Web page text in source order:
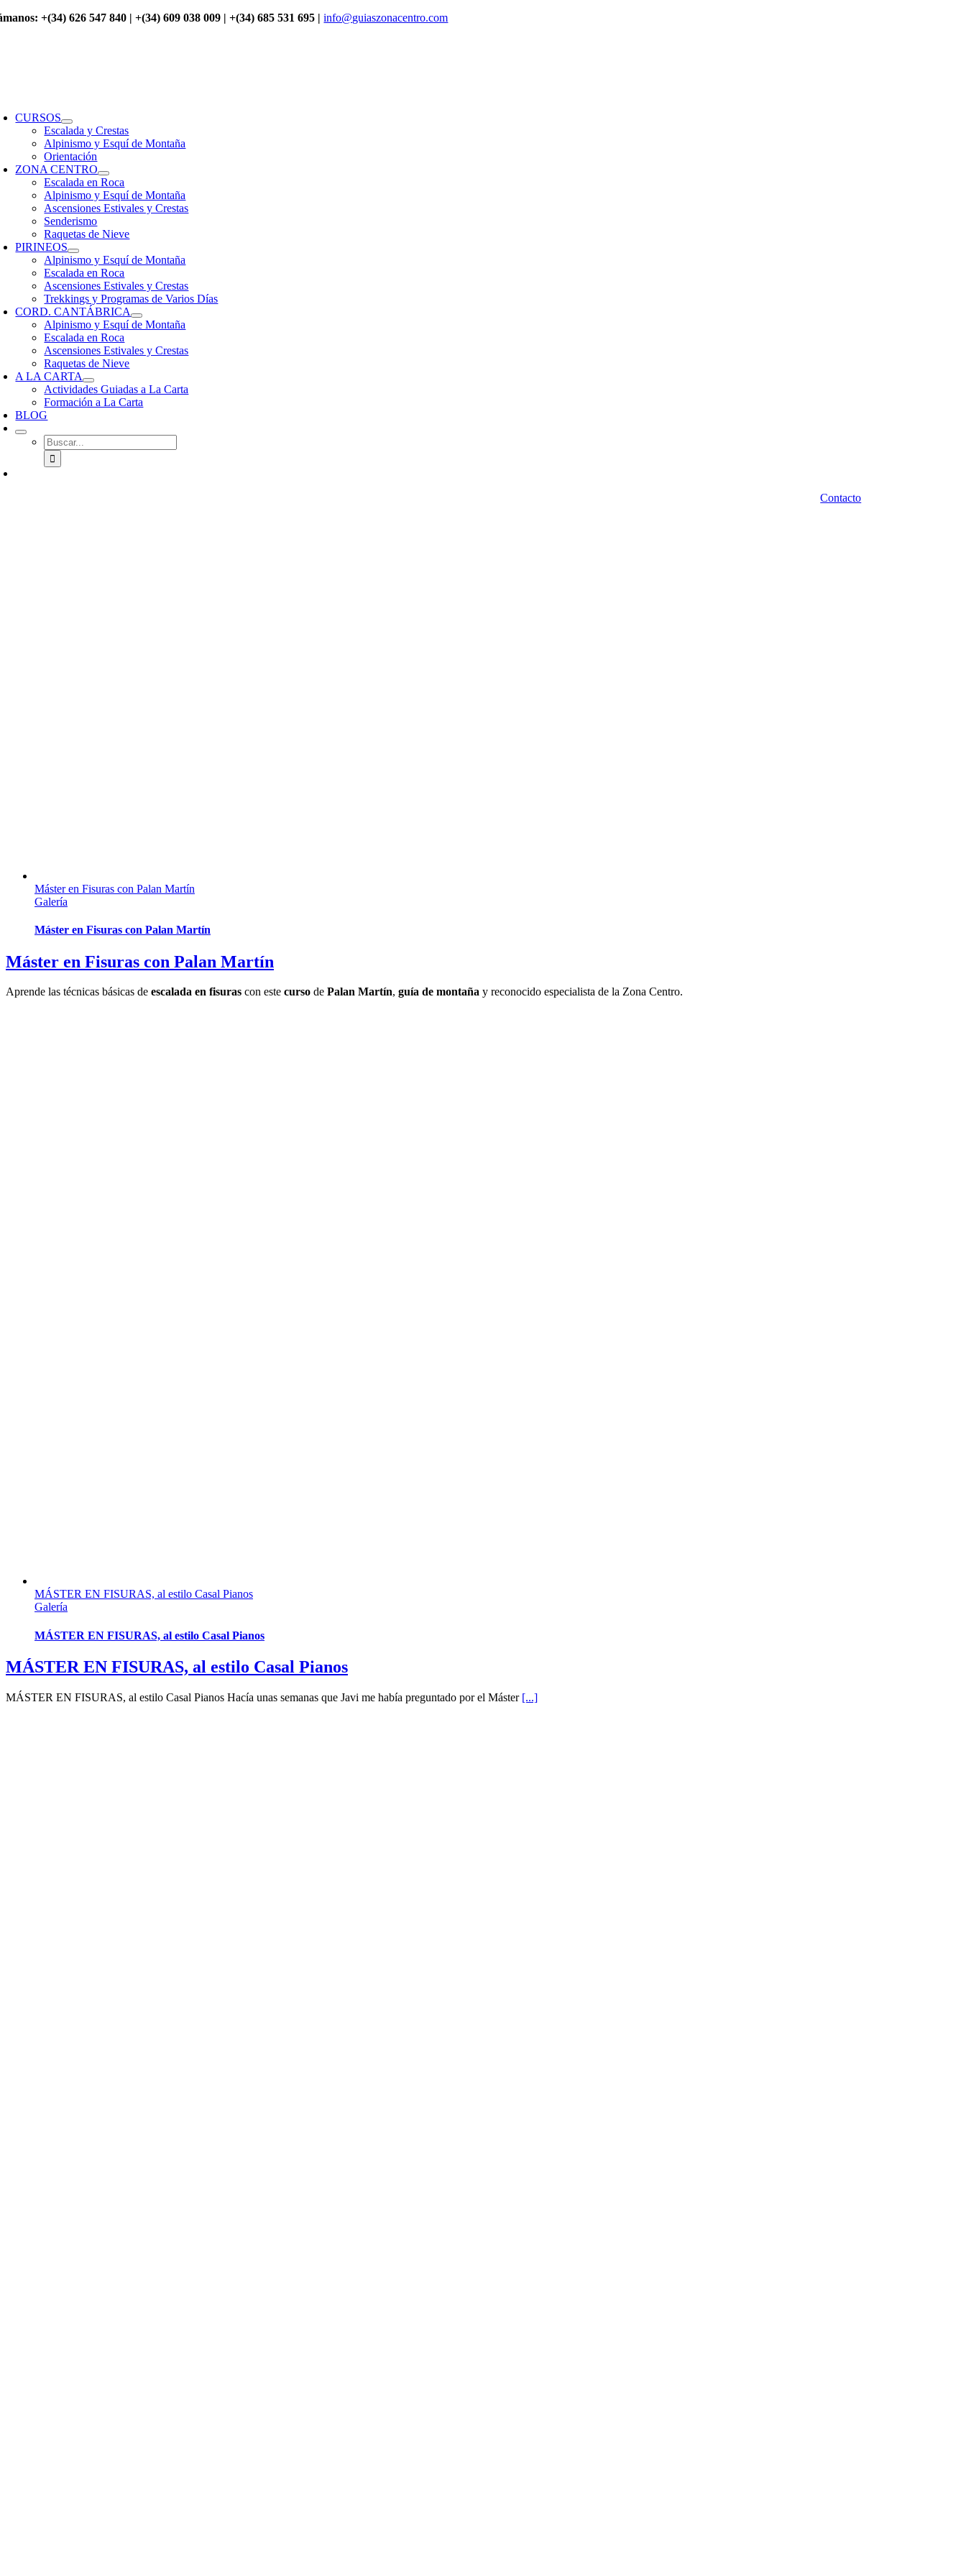
Saltar +(34) 626 547 840 | +(34) 609 038 009 | +(34) 685 531 695 | info@guiaszonacentro.com
CURSOS
Escalada y Crestas
Alpinismo y Esquí de Montaña
Orientación
ZONA CENTRO
Escalada en Roca
Alpinismo y Esquí de Montaña
Ascensiones Estivales y Crestas
Senderismo
Raquetas de Nieve
PIRINEOS
Alpinismo y Esquí de Montaña
Escalada en Roca
Ascensiones Estivales y Crestas
Trekkings y Programas de Varios Días
CORD. CANTÁBRICA
Alpinismo y Esquí de Montaña
Escalada en Roca
Ascensiones Estivales y Crestas
Raquetas de Nieve
A LA CARTA
Actividades Guiadas a La Carta
Formación a La Carta
BLOG
Buscar:
Contacto
Máster en Fisuras con Palan Martín
Galería
Máster en Fisuras con Palan Martín
Máster en Fisuras con Palan Martín
Aprende las técnicas básicas de escalada en fisuras con este curso de Palan Martín, guía de montaña y reconocido especialista de la Zona Centro.
MÁSTER EN FISURAS, al estilo Casal Pianos
Galería
MÁSTER EN FISURAS, al estilo Casal Pianos
MÁSTER EN FISURAS, al estilo Casal Pianos
MÁSTER EN FISURAS, al estilo Casal Pianos Hacía unas semanas que Javi me había preguntado por el Máster [...]